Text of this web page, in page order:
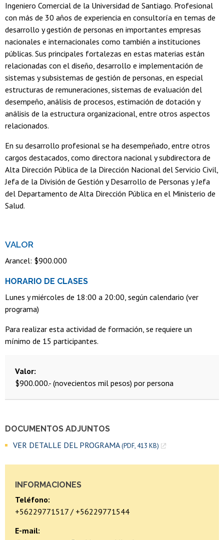
DOCUMENTOS ADJUNTOS
VER DETALLE DEL PROGRAMA(PDF, 413 KB)
INFORMACIONES
Teléfono:
+56229771517 / +56229771544
E-mail:
Ingeniero Comercial de la Universidad de Santiago. Profesional
con más de 30 años de experiencia en consultoría en temas de
desarrollo y gestión de personas en importantes empresas
nacionales e internacionales como también a instituciones
públicas. Sus principales fortalezas en estas materias están
relacionadas con el diseño, desarrollo e implementación de
sistemas y subsistemas de gestión de personas, en especial
estructuras de remuneraciones, sistemas de evaluación del
desempeño, análisis de procesos, estimación de dotación y
análisis de la estructura organizacional, entre otros aspectos
relacionados.
En su desarrollo profesional se ha desempeñado, entre otros
cargos destacados, como directora nacional y subdirectora de
Alta Dirección Pública de la Dirección Nacional del Servicio Civil,
Jefa de la División de Gestión y Desarrollo de Personas y Jefa
del Departamento de Alta Dirección Pública en el Ministerio de
Salud.
VALOR
Arancel: $900.000
HORARIO DE CLASES
Lunes y miércoles de 18:00 a 20:00, según calendario (ver
programa)
Para realizar esta actividad de formación, se requiere un
mínimo de 15 participantes.
Valor
$900.000.- (novecientos mil pesos) por persona